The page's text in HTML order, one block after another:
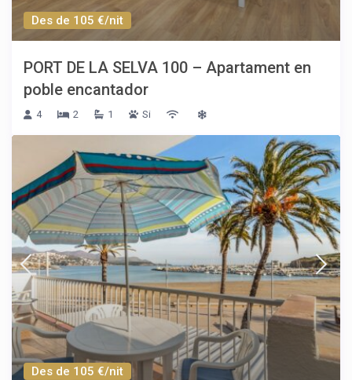
Des de 105 €/nit
PORT DE LA SELVA 100 – Apartament en
poble encantador
4 2 1 Si
Des de 105 €/nit